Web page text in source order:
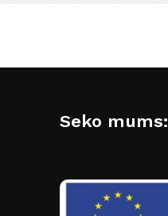
Seko mums: